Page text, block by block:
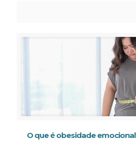
O que é obesidade